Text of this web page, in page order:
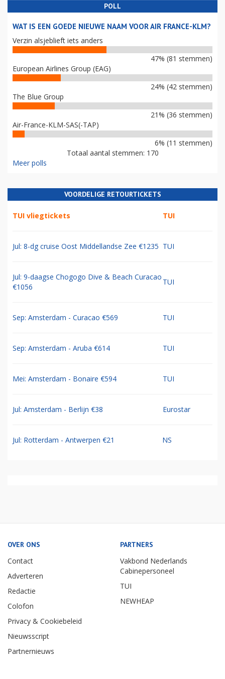
POLL
WAT IS EEN GOEDE NIEUWE NAAM VOOR AIR FRANCE-KLM?
Verzin alsjeblieft iets anders
47% (81 stemmen)
European Airlines Group (EAG)
24% (42 stemmen)
The Blue Group
21% (36 stemmen)
Air-France-KLM-SAS(-TAP)
6% (11 stemmen)
Totaal aantal stemmen: 170
Meer polls
VOORDELIGE RETOURTICKETS
TUI vliegtickets TUI
Jul: 8-dg cruise Oost Middellandse Zee €1235 TUI
Jul: 9-daagse Chogogo Dive & Beach Curacao
€1056
TUI
Sep: Amsterdam - Curacao €569 TUI
Sep: Amsterdam - Aruba €614 TUI
Mei: Amsterdam - Bonaire €594 TUI
Jul: Amsterdam - Berlijn €38 Eurostar
Jul: Rotterdam - Antwerpen €21 NS
OVER ONS
Contact
Adverteren
Redactie
Colofon
Privacy & Cookiebeleid
Nieuwsscript
Partnernieuws
PARTNERS
Vakbond Nederlands
Cabinepersoneel
TUI
NEWHEAP